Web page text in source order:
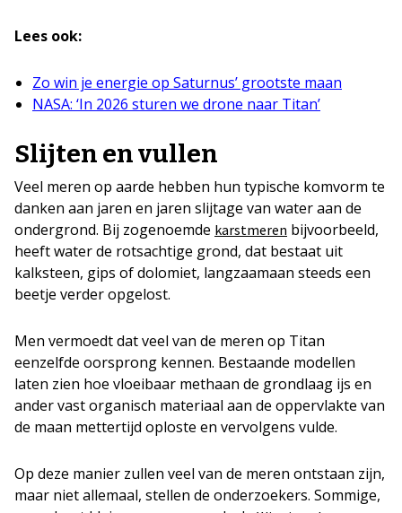
Lees ook:
Zo win je energie op Saturnus’ grootste maan
NASA: ‘In 2026 sturen we drone naar Titan’
Slijten en vullen
Veel meren op aarde hebben hun typische komvorm te
danken aan jaren en jaren slijtage van water aan de
ondergrond. Bij zogenoemde karstmeren bijvoorbeeld,
heeft water de rotsachtige grond, dat bestaat uit
kalksteen, gips of dolomiet, langzaamaan steeds een
beetje verder opgelost.
Men vermoedt dat veel van de meren op Titan
eenzelfde oorsprong kennen. Bestaande modellen
laten zien hoe vloeibaar methaan de grondlaag ijs en
ander vast organisch materiaal aan de oppervlakte van
de maan mettertijd oploste en vervolgens vulde.
Op deze manier zullen veel van de meren ontstaan zijn,
maar niet allemaal, stellen de onderzoekers. Sommige,